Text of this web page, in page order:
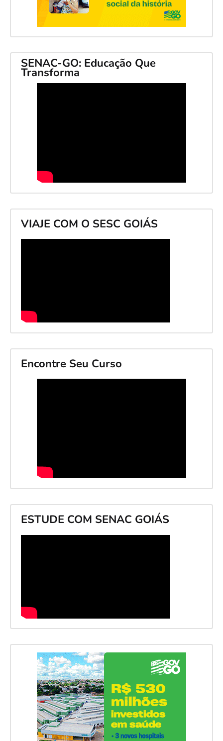
SENAC-GO: Educação Que
Transforma
VIAJE COM O SESC GOIÁS
Encontre Seu Curso
ESTUDE COM SENAC GOIÁS